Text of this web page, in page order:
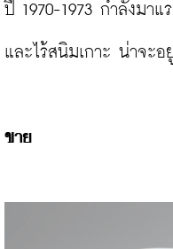
ปี 1970-1973 กำลังมา
และไร้สนิมเกาะ น่าจะ
ขาย